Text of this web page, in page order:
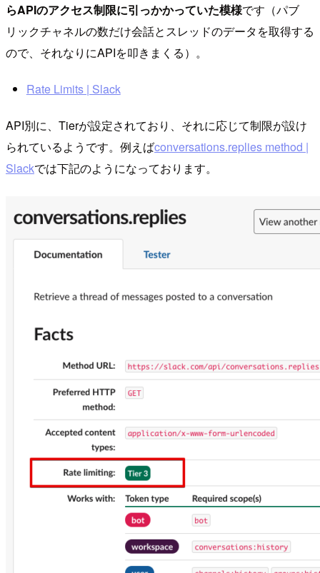
らAPIのアクセス制限に引っかかっていた模様です（パブ
リックチャネルの数だけ会話とスレッドのデータを取得する
ので、それなりにAPIを叩きまくる）。
Rate Limits | Slack
API別に、Tierが設定されており、それに応じて制限が設け
られているようです。例えばconversations.replies method |
Slackでは下記のようになっております。